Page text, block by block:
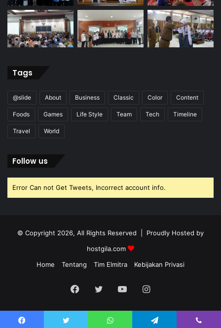
Tags
@slide About Business Classic Color Content
Foods Games Life Style Team Tech Timeline
Travel World
Follow us
Error Can not Get Tweets, Incorrect account info.
© Copyright 2026, All Rights Reserved | Proudly Hosted by
hostgila.com
Home
Tentang Tim Elmitra Kebijakan Privasi
Facebook
TwitterYouTubeInstagram